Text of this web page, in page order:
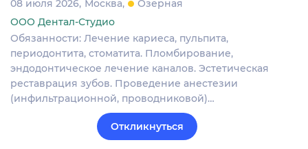
08 июля 2026 Москва
Озерная
ООО Дентал-Студио
Обязанности: Лечение кариеса, пульпита,
периодонтита, стоматита. Пломбирование,
эндодонтическое лечение каналов. Эстетическая
реставрация зубов. Проведение анестезии
(инфильтрационной, проводниковой)…
Откликнуться